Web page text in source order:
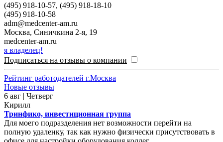
(495) 918-10-57, (495) 918-18-10
(495) 918-10-58
adm@medcenter-am.ru
Москва, Синичкина 2-я, 19
medcenter-am.ru
я владелец!
Подписаться на отзывы о компании
Рейтинг работодателей г.Москва
Новые отзывы
6 авг | Четверг
Кирилл
Тринфико, инвестиционная группа
Для моего подразделения нет возможности перейти на
полную удаленку, так как нужно физически присутствовать в